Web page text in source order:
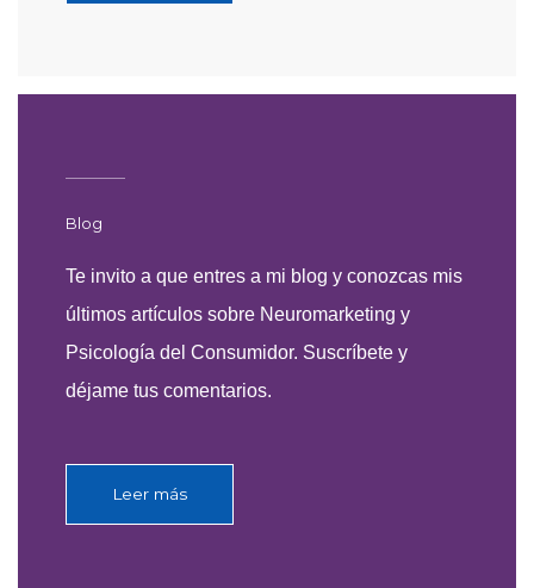
Blog
Te invito a que entres a mi blog y conozcas mis
últimos artículos sobre Neuromarketing y
Psicología del Consumidor. Suscríbete y
déjame tus comentarios.
Leer más